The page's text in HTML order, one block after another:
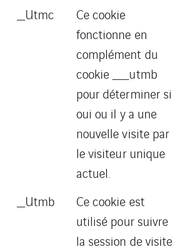
_Utmc
Ce cookie
fonctionne en
complément du
cookie __utmb
pour déterminer si
oui ou il y a une
nouvelle visite par
le visiteur unique
actuel.
_Utmb
Ce cookie est
utilisé pour suivre
la session de visite